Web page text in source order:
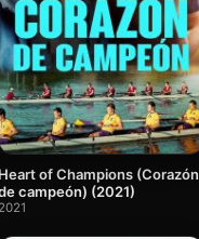
Heart of Champions (Corazón
campeón) (2021)
2021